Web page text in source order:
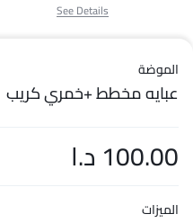
See Details
الموضة
عبايه مخطط +خمري كريب
100.00 د.ا
الميزات